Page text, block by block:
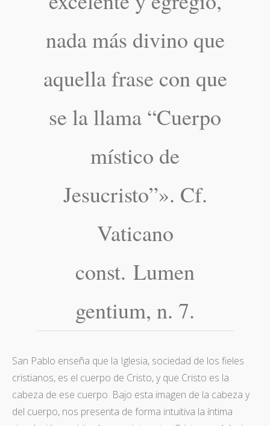
nada más divino que
aquella frase con que
se la llama “Cuerpo
místico de
Jesucristo”». Cf.
Vaticano
const. Lumen
gentium, n. 7.
San Pablo enseña que la Iglesia, sociedad de los fieles
cristianos, es el cuerpo de Cristo, y que Cristo es la
cabeza de ese cuerpo. Bajo esta imagen de la cabeza y
del cuerpo, nos presenta de forma intuitiva la íntima